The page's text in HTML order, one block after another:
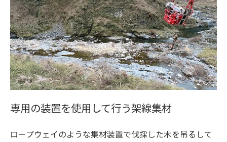
専用の装置を使用して行う架線集材
ロープウェイのような集材装置で伐採した木を吊るして